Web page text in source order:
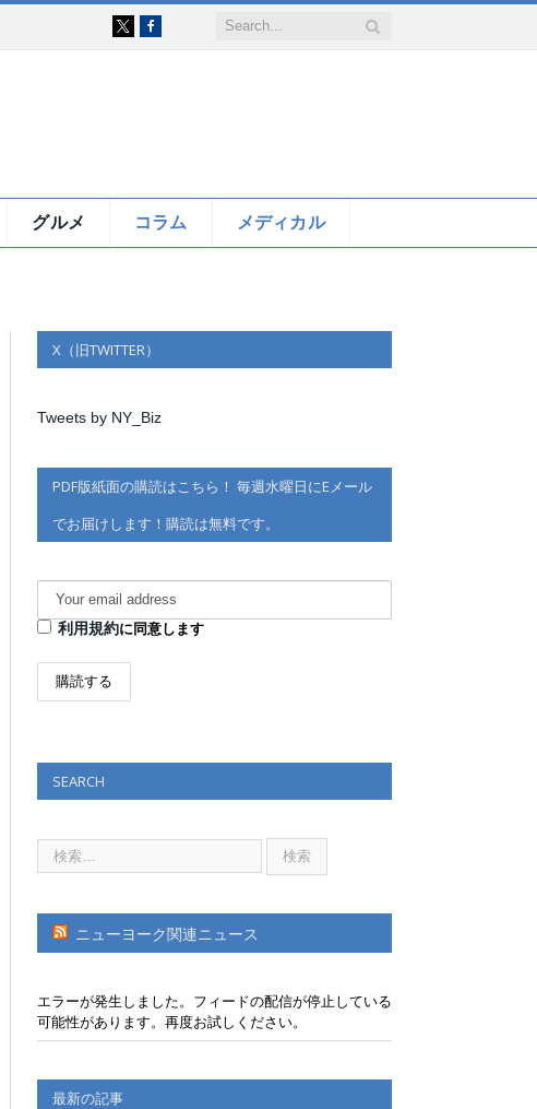
Facebook
グルメ コラム メディカル
X（旧TWITTER）
Tweets by NY_Biz
PDF版紙面の購読はこちら！ 毎週水曜日にEメール
でお届けします！購読は無料です。
利用規約に同意します
SEARCH
ニューヨーク関連ニュース
エラーが発生しました。フィードの配信が停止している
可能性があります。再度お試しください。
最新の記事